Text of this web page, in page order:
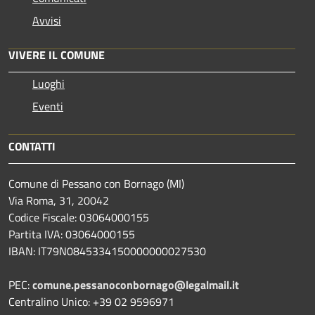
Avvisi
VIVERE IL COMUNE
Luoghi
Eventi
CONTATTI
Comune di Pessano con Bornago (MI)
Via Roma, 31, 20042
Codice Fiscale: 03064000155
Partita IVA: 03064000155
IBAN: IT79N0845334150000000027530
PEC:comune.pessanoconbornago@legalmail.it
Centralino Unico: +39 02 9596971